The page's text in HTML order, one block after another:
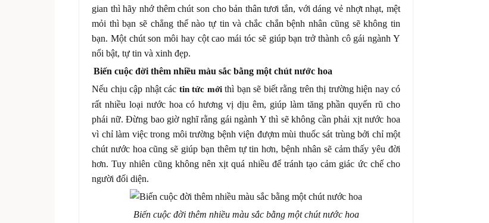
gian thì hãy nhớ thêm chút son cho bản thân tươi tắn, với dáng vẻ nhợt nhạt, mệt
mỏi thì bạn sẽ chẳng thể nào tự tin và chắc chắn bệnh nhân cũng sẽ không tin
bạn. Một chút son môi hay cột cao mái tóc sẽ giúp bạn trở thành cô gái ngành Y
nổi bật, tự tin và xinh đẹp.
Biến cuộc đời thêm nhiều màu sắc bằng một chút nước hoa
Nếu chịu cập nhật các tin tức mớithì bạn sẽ biết rằng trên thị trường hiện nay có
rất nhiều loại nước hoa có hương vị dịu êm, giúp làm tăng phần quyến rũ cho
phái nữ. Đừng bao giờ nghĩ rằng gái ngành Y thì sẽ không cần phải xịt nước hoa
vì chỉ làm việc trong môi trường bệnh viện đượm mùi thuốc sát trùng bởi chỉ một
chút nước hoa cũng sẽ giúp bạn thêm tự tin hơn, bệnh nhân sẽ cảm thấy yêu đời
hơn. Tuy nhiên cũng không nên xịt quá nhiều để tránh tạo cảm giác ức chế cho
người đối diện.
Biến cuộc đời thêm nhiều màu sắc bằng một chút nước hoa